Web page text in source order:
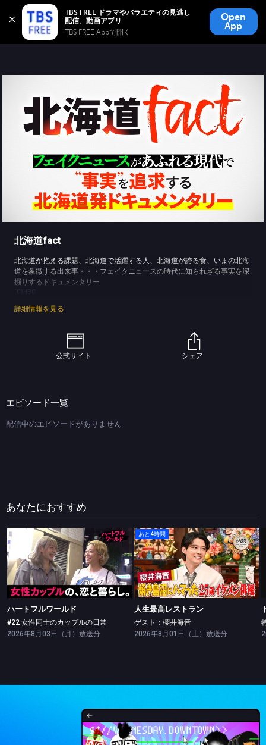
TBS FREE ドラマやバラエティの見逃し
TBS FREE Appで開く
Open
App
TBS FREE
無料見逃し配信
北海道fact
北海道が抱える課題、北海道で活躍する人、北海道が誇る食、いまの北海
道を象徴する出来事・・・フェイクニュースの時代に知られざる事実を深
掘りするドキュメンタリー
詳細情報を見る
公式サイト シェア
エピソード一覧
配信中のエピソードがありません
あなたにおすすめ
ハートフルワールド
#22 女性同士のカップルの日常
ハートフルワールド
#22 女性同士のカップルの日常
2026年8月03日（月）放送分
あと4時間
人生最高レストラン
ゲスト：櫻井海音
人生最高レストラン
ゲスト：櫻井海音
2026年8月01日（土）放送分